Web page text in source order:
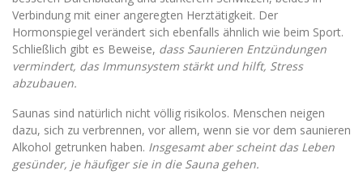
Verbindung mit einer angeregten Herztätigkeit. Der
Hormonspiegel verändert sich ebenfalls ähnlich wie beim Sport.
Schließlich gibt es Beweise, dass Saunieren Entzündungen
vermindert, das Immunsystem stärkt und hilft, Stress
abzubauen.
Saunas sind natürlich nicht völlig risikolos. Menschen neigen
dazu, sich zu verbrennen, vor allem, wenn sie vor dem saunieren
Alkohol getrunken haben. Insgesamt aber scheint das Leben
gesünder, je häufiger sie in die Sauna gehen.